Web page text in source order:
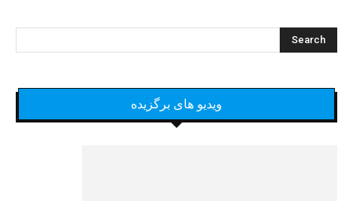
ویدیو های برگزیده